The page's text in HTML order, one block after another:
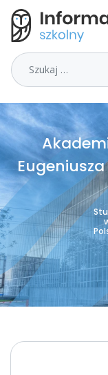
Szukaj